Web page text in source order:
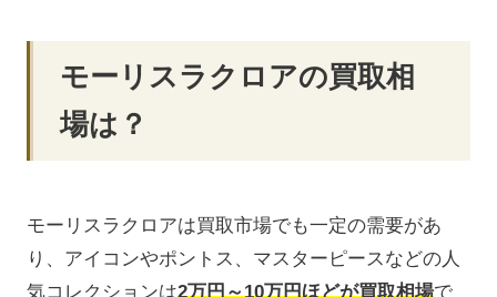
モーリスラクロアの買取相
場は？
モーリスラクロアは買取市場でも一定の需要があ
り、アイコンやポントス、マスターピースなどの人
気コレクションは2万円～10万円ほどが買取相場で